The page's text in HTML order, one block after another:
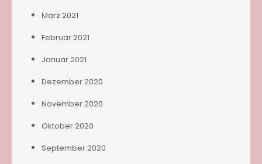
März 2021
Februar 2021
Januar 2021
Dezember 2020
November 2020
Oktober 2020
September 2020